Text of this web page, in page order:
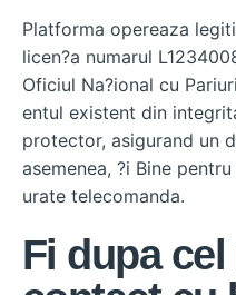
Platforma opereaza
licen?a numarul
Oficiul Na?ional cu
entul existent din
protector, asigurand un
asemenea, ?i Bine
urate telecomanda.
Fi dupa